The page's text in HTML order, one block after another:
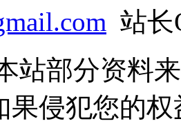
站长
站部分资料
果侵犯您的